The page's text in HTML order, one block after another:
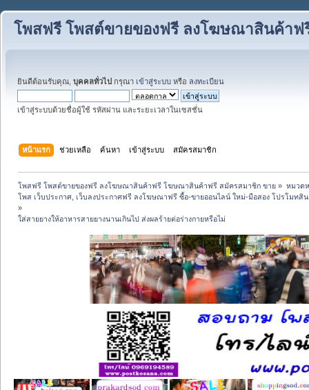
โพสฟรี โพสต์ขายของฟรี ลงโฆษณาสินค้า
ยินดีต้อนรับคุณ, บุคคลทั่วไป กรุณา เข้าสู่ระบบ หรือ ลงทะเบียน
เข้าสู่ระบบด้วยชื่อผู้ใช้ รหัสผ่าน และระยะเวลาในเซสชั่น
หน้าแรก ช่วยเหลือ ค้นหา เข้าสู่ระบบ สมัครสมาชิก
โพสฟรี โพสต์ขายของฟรี ลงโฆษณาสินค้าฟรี โฆษณาสินค้าฟรี สมัครสมาชิก ขาย » หมวด
โพส เว็บประกาศ, เว็บลงประกาศฟรี ลงโฆษณาฟรี ซื้อ-ขายออนไลน์ ใหม่-มือสอง โปรโมทสิ
»
ใส่สายยางให้อาหารสายยางนานเกินไป ส่งผลร้ายต่อร่างกายหรือไม่